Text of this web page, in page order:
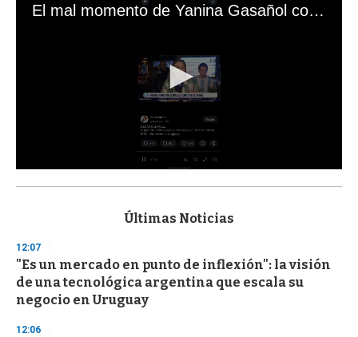
El mal momento de Yanina Gasañol con un hincha argentino en "Subrayado"
s
d
s
o
f
3
s
Últimas Noticias
12:07
"Es un mercado en punto de inflexión": la visión
de una tecnológica argentina que escala su
negocio en Uruguay
12:06